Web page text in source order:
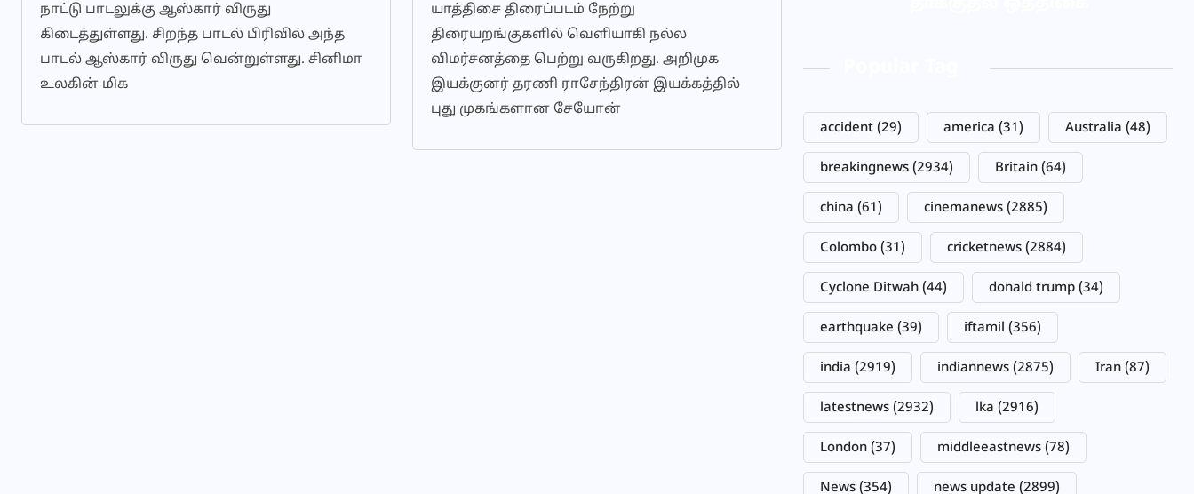
நாட்டு பாடலுக்கு ஆஸ்கார் விருது
கிடைத்துள்ளது. சிறந்த பாடல் பிரிவில் அந்த
பாடல் ஆஸ்கார் விருது வென்றுள்ளது. சினிமா
உலகின் மிக
யாத்திசை திரைப்படம் நேற்று
திரையறங்குகளில் வெளியாகி நல்ல
விமர்சனத்தை பெற்று வருகிறது. அறிமுக
இயக்குனர் தரணி ராசேந்திரன் இயக்கத்தில்
புது முகங்களான சேயோன்
accident (29) america (31) Australia (48)
breakingnews (2934) Britain (64)
china (61) cinemanews (2885)
Colombo (31) cricketnews (2884)
Cyclone Ditwah (44) donald trump (34)
earthquake (39) iftamil (356)
india (2919) indiannews (2875) Iran (87)
latestnews (2932) lka (2916)
London (37) middleeastnews (78)
News (354) news update (2899)